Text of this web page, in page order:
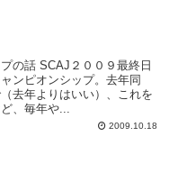
の話 SCAJ２００９最終日
ンピオンシップ。去年同
去年よりはいい）、これを
、毎年や...
2009.10.18